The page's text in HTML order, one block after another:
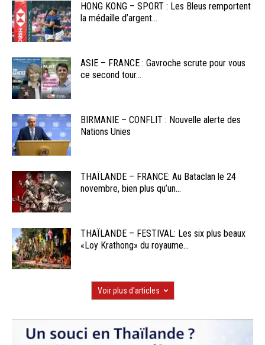
HONG KONG – SPORT : Les Bleus remportent
la médaille d’argent...
ASIE – FRANCE : Gavroche scrute pour vous
ce second tour...
BIRMANIE – CONFLIT : Nouvelle alerte des
Nations Unies
THAÏLANDE – FRANCE: Au Bataclan le 24
novembre, bien plus qu’un...
THAÏLANDE – FESTIVAL: Les six plus beaux
«Loy Krathong» du royaume...
Voir plus d'articles